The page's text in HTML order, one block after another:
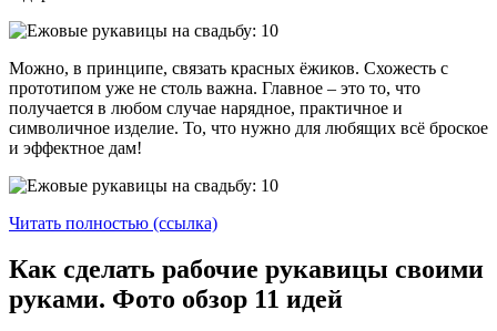
Можно, в принципе, связать красных ёжиков. Схожесть с
прототипом уже не столь важна. Главное – это то, что
получается в любом случае нарядное, практичное и
символичное изделие. То, что нужно для любящих всё броское
и эффектное дам!
Читать полностью (ссылка)
Как сделать рабочие рукавицы своими
руками. Фото обзор 11 идей